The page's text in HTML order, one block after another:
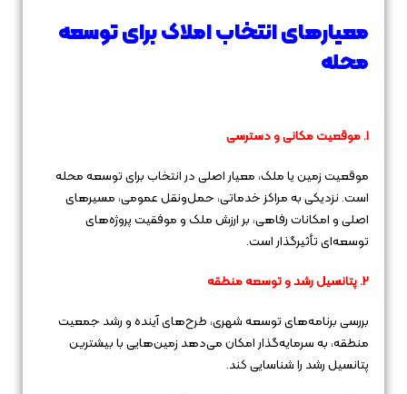
معیارهای انتخاب املاک برای توسعه
محله
1. موقعیت مکانی و دسترسی
موقعیت زمین یا ملک، معیار اصلی در انتخاب برای توسعه محله
است. نزدیکی به مراکز خدماتی، حمل‌ونقل عمومی، مسیرهای
اصلی و امکانات رفاهی، بر ارزش ملک و موفقیت پروژه‌های
توسعه‌ای تأثیرگذار است.
2. پتانسیل رشد و توسعه منطقه
بررسی برنامه‌های توسعه شهری، طرح‌های آینده و رشد جمعیت
منطقه، به سرمایه‌گذار امکان می‌دهد زمین‌هایی با بیشترین
پتانسیل رشد را شناسایی کند.